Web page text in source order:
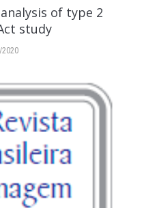
of type 2
study